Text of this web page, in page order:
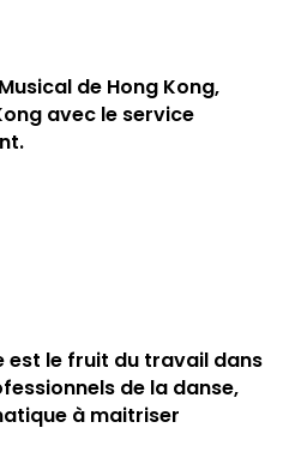
de Hong Kong,
avec le service
est le fruit du travail dans
de la danse,
à maitriser